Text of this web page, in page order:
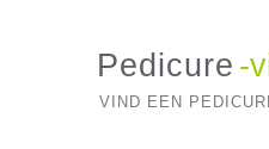
Pedicure -
VIND EEN